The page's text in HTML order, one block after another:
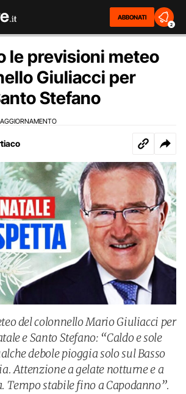
ABBONATI
2
le previsioni meteo
Giuliacci per
Stefano
AGGIORNAMENTO
del colonnello Mario Giuliacci per
e Santo Stefano: “Caldo e sole
debole pioggia solo sul Basso
Attenzione a gelate notturne e a
Tempo stabile fino a Capodanno”.